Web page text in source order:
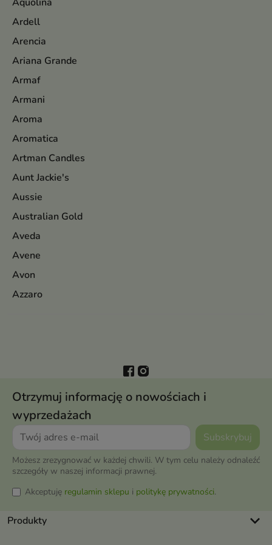
Ardell
Arencia
Ariana Grande
Armaf
Armani
Aroma
Aromatica
Artman Candles
Aunt Jackie's
Aussie
Australian Gold
Aveda
Avene
Avon
Azzaro
Otrzymuj informację o nowościach i
wyprzedażach
Możesz zrezygnować w każdej chwili. W tym celu należy odnaleźć
szczegóły w naszej informacji prawnej.
Akceptuję regulamin sklepu i politykę prywatności.
Produkty
keyboard_arrow_down